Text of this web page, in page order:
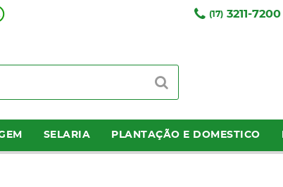
(17)3211-7200
SELARIA PLANTAÇÃO E DOMESTICO